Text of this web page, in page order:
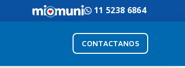
11 5238 6864
CONTACTANOS